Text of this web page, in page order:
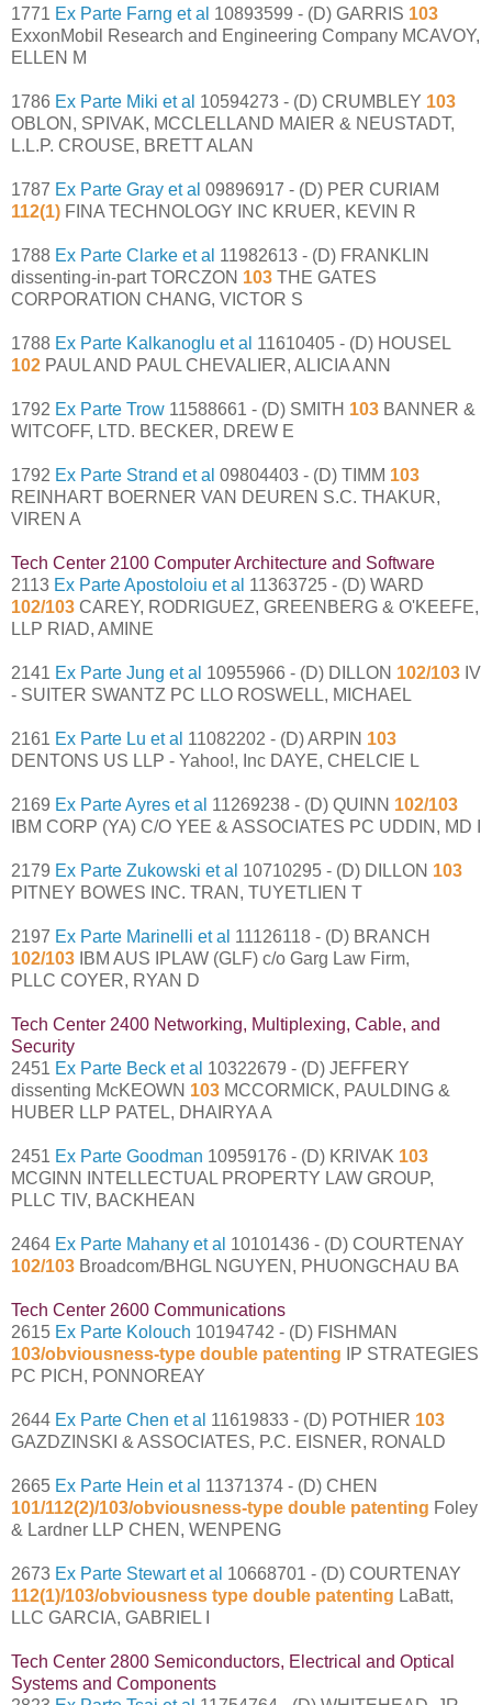
1771 Ex Parte Farng et al 10893599 - (D) GARRIS 103
ExxonMobil Research and Engineering Company MCAVOY,
ELLEN M
1786 Ex Parte Miki et al 10594273 - (D) CRUMBLEY 103
OBLON, SPIVAK, MCCLELLAND MAIER & NEUSTADT,
L.L.P. CROUSE, BRETT ALAN
1787 Ex Parte Gray et al 09896917 - (D) PER CURIAM
112(1) FINA TECHNOLOGY INC KRUER, KEVIN R
1788 Ex Parte Clarke et al 11982613 - (D) FRANKLIN
dissenting-in-part TORCZON 103 THE GATES
CORPORATION CHANG, VICTOR S
1788 Ex Parte Kalkanoglu et al 11610405 - (D) HOUSEL
102 PAUL AND PAUL CHEVALIER, ALICIA ANN
1792 Ex Parte Trow 11588661 - (D) SMITH 103 BANNER &
WITCOFF, LTD. BECKER, DREW E
1792 Ex Parte Strand et al 09804403 - (D) TIMM 103
REINHART BOERNER VAN DEUREN S.C. THAKUR,
VIREN A
Tech Center 2100 Computer Architecture and Software
2113 Ex Parte Apostoloiu et al 11363725 - (D) WARD
102/103 CAREY, RODRIGUEZ, GREENBERG & O'KEEFE,
LLP RIAD, AMINE
2141 Ex Parte Jung et al 10955966 - (D) DILLON 102/103 IV
- SUITER SWANTZ PC LLO ROSWELL, MICHAEL
2161 Ex Parte Lu et al 11082202 - (D) ARPIN 103
DENTONS US LLP - Yahoo!, Inc DAYE, CHELCIE L
2169 Ex Parte Ayres et al 11269238 - (D) QUINN 102/103
IBM CORP (YA) C/O YEE & ASSOCIATES PC UDDIN, MD I
2179 Ex Parte Zukowski et al 10710295 - (D) DILLON 103
PITNEY BOWES INC. TRAN, TUYETLIEN T
2197 Ex Parte Marinelli et al 11126118 - (D) BRANCH
102/103 IBM AUS IPLAW (GLF) c/o Garg Law Firm,
PLLC COYER, RYAN D
Tech Center 2400 Networking, Multiplexing, Cable, and
Security
2451 Ex Parte Beck et al 10322679 - (D) JEFFERY
dissenting McKEOWN 103 MCCORMICK, PAULDING &
HUBER LLP PATEL, DHAIRYA A
2451 Ex Parte Goodman 10959176 - (D) KRIVAK 103
MCGINN INTELLECTUAL PROPERTY LAW GROUP,
PLLC TIV, BACKHEAN
2464 Ex Parte Mahany et al 10101436 - (D) COURTENAY
102/103 Broadcom/BHGL NGUYEN, PHUONGCHAU BA
Tech Center 2600 Communications
2615 Ex Parte Kolouch 10194742 - (D) FISHMAN
103/obviousness-type double patenting IP STRATEGIES
PC PICH, PONNOREAY
2644 Ex Parte Chen et al 11619833 - (D) POTHIER 103
GAZDZINSKI & ASSOCIATES, P.C. EISNER, RONALD
2665 Ex Parte Hein et al 11371374 - (D) CHEN
101/112(2)/103/obviousness-type double patenting Foley
& Lardner LLP CHEN, WENPENG
2673 Ex Parte Stewart et al 10668701 - (D) COURTENAY
112(1)/103/obviousness type double patenting LaBatt,
LLC GARCIA, GABRIEL I
Tech Center 2800 Semiconductors, Electrical and Optical
Systems and Components